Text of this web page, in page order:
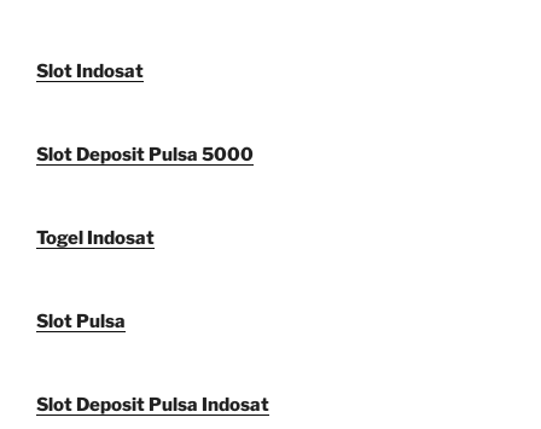
Slot Indosat
Slot Deposit Pulsa 5000
Togel Indosat
Slot Pulsa
Slot Deposit Pulsa Indosat